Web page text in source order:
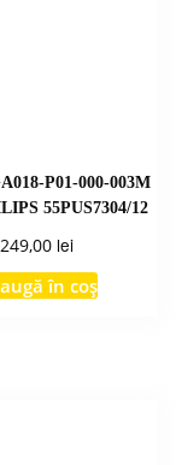
P01-000-003M
55PUS7304/12
249,00 lei
în coș